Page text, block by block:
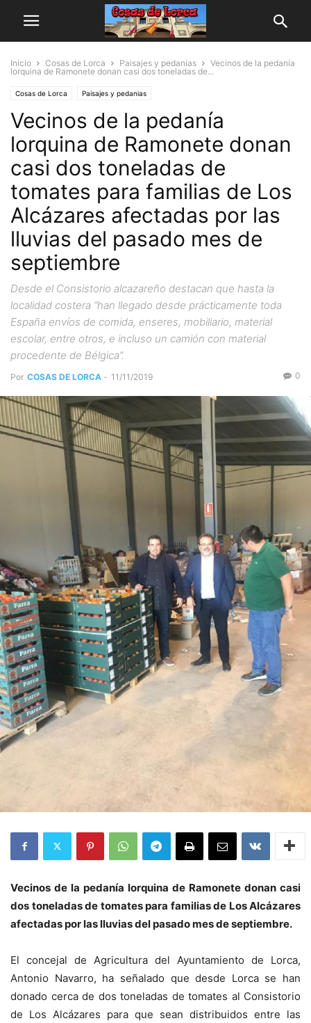
Inicio Cosas de Lorca Paisajes y pedanias
Vecinos de la pedanía
lorquina de Ramonete donan casi dos toneladas de...
Cosas de Lorca Paisajes y pedanias
Vecinos de la pedanía
lorquina de Ramonete donan
casi dos toneladas de
tomates para familias de Los
Alcázares afectadas por las
lluvias del pasado mes de
septiembre
Desde el Consistorio alcazareño destacan que hasta la
localidad costera “han llegado desde prácticamente toda
España envíos de comida, enseres, mobiliario, material
escolar, entre otros, e incluso un camión con material
procedente de Bélgica”.
Por COSAS DE LORCA - 11/11/2019 0
Vecinos de la pedanía lorquina de Ramonete donan casi
dos toneladas de tomates para familias de Los Alcázares
afectadas por las lluvias del pasado mes de septiembre.
El concejal de Agricultura del Ayuntamiento de Lorca,
Antonio Navarro, ha señalado que desde Lorca se han
donado cerca de dos toneladas de tomates al Consistorio
de Los Alcázares para que sean distribuidos entre las